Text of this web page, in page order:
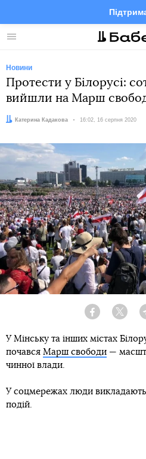
Меню Facebook
Новини
Протести у Білорусі:
вийшли на Марш
Автор:Катерина Кадакова Дата:
16:02, 16 серпня 2020
Facebook Twitter
У Мінську та інших містах
почався Марш свободи —
чинної влади.
У соцмережах люди викладають
подій.